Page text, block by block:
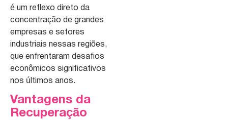
é um reflexo direto da
concentração de grandes
empresas e setores
industriais nessas regiões,
que enfrentaram desafios
econômicos significativos
nos últimos anos.
Vantagens da
Recuperação